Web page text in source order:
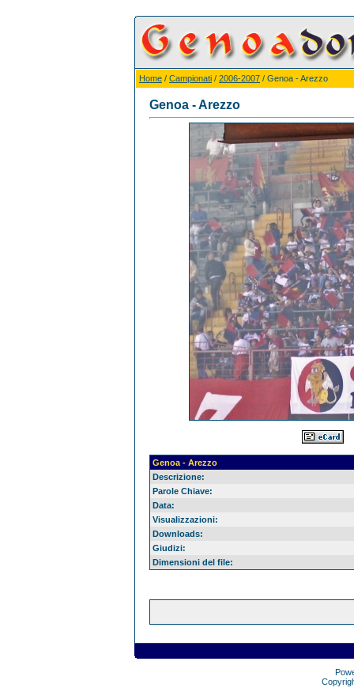
Home / Campionati / 2006-2007 / Genoa - Arezzo
Genoa - Arezzo
Genoa - Arezzo
Descrizione:
Parole Chiave:
Data:
Visualizzazioni:
Downloads:
Giudizi:
Dimensioni del file: